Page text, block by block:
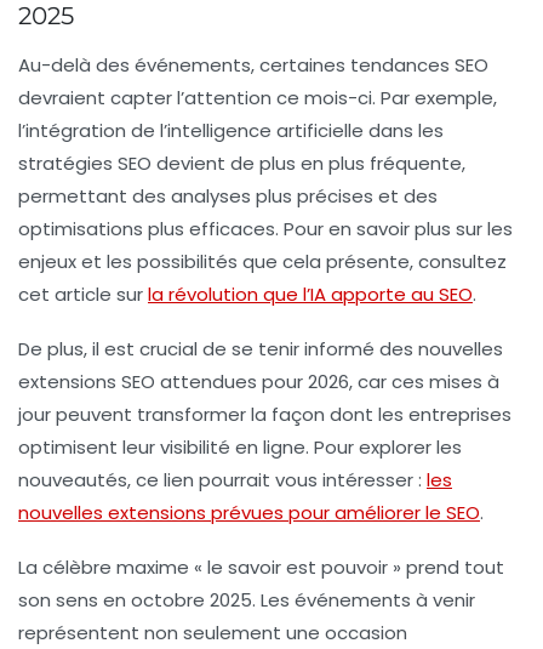
2025
Au-delà des événements, certaines tendances SEO
devraient capter l’attention ce mois-ci. Par exemple,
l’intégration de l’intelligence artificielle dans les
stratégies SEO devient de plus en plus fréquente,
permettant des analyses plus précises et des
optimisations plus efficaces. Pour en savoir plus sur les
enjeux et les possibilités que cela présente, consultez
cet article surla révolution que l’IA apporte au SEO.
De plus, il est crucial de se tenir informé des nouvelles
extensions SEO attendues pour 2026, car ces mises à
jour peuvent transformer la façon dont les entreprises
optimisent leur visibilité en ligne. Pour explorer les
nouveautés, ce lien pourrait vous intéresser : les
nouvelles extensions prévues pour améliorer le SEO.
La célèbre maxime « le savoir est pouvoir » prend tout
son sens en octobre 2025. Les événements à venir
représentent non seulement une occasion